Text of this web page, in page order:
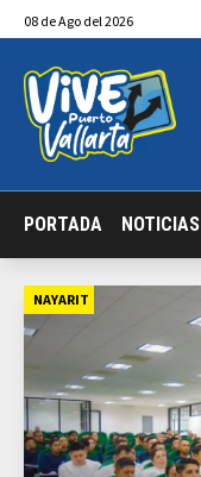
08 deAgo del 2026
PORTADA NOTICIAS
NAYARIT